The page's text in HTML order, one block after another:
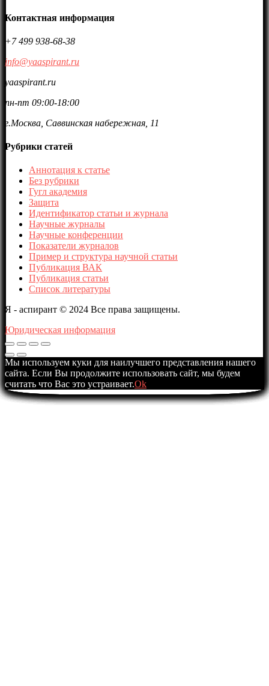
Контактная информация
+7 499 938-68-38
info@yaaspirant.ru
yaaspirant.ru
пн-пт 09:00-18:00
г.Москва, Саввинская набережная, 11
Рубрики статей
Аннотация к статье
Без рубрики
Гугл академия
Защита
Идентификатор статьи и журнала
Научные журналы
Научные конференции
Показатели журналов
Пример и структура научной статьи
Публикация ВАК
Публикация статьи
Список литературы
Я - аспирант © 2024 Все права защищены.
Юридическая информация
Мы используем куки для наилучшего представления нашего
сайта. Если Вы продолжите использовать сайт, мы будем
считать что Вас это устраивает.Ok